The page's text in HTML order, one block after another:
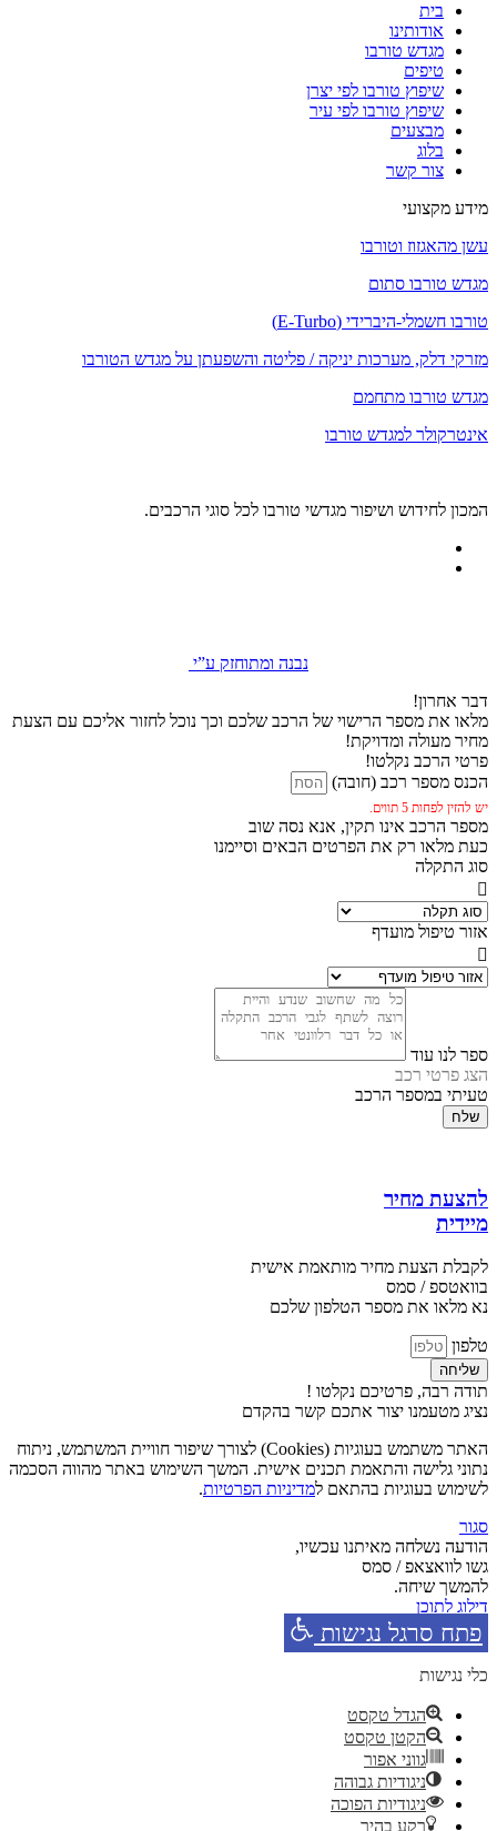
בית
אודותינו
מגדש טורבו
טיפים
שיפוץ טורבו לפי יצרן
שיפוץ טורבו לפי עיר
מבצעים
בלוג
צור קשר
מידע מקצועי
עשן מהאגזוז וטורבו
מגדש טורבו סתום
טורבו חשמלי-היברידי (E-Turbo)
מזרקי דלק, מערכות יניקה / פליטה והשפעתן על מגדש הטורבו
מגדש טורבו מתחמם
אינטרקולר למגדש טורבו
המכון לחידוש ושיפור מגדשי טורבו לכל סוגי הרכבים.
נבנה ומתוחזק ע”י
דבר אחרון!
מלאו את מספר הרישוי של הרכב שלכם וכך נוכל לחזור אליכם עם הצעת
מחיר מעולה ומדויקת!
פרטי הרכב נקלטו!
הכנס מספר רכב (חובה)
יש להזין לפחות 5 תווים.
מספר הרכב אינו תקין, אנא נסה שוב
כעת מלאו רק את הפרטים הבאים וסיימנו
סוג התקלה
אזור טיפול מועדף
ספר לנו עוד
הצג פרטי רכב
טעיתי במספר הרכב
שלח
להצעת מחיר
מיידית
לקבלת הצעת מחיר מותאמת אישית
בוואטספ / סמס
נא מלאו את מספר הטלפון שלכם
טלפון
שליחה
תודה רבה, פרטיכם נקלטו !
נציג מטעמנו יצור אתכם קשר בהקדם
האתר משתמש בעוגיות (Cookies) לצורך שיפור חוויית המשתמש, ניתוח
נתוני גלישה והתאמת תכנים אישית. המשך השימוש באתר מהווה הסכמה
לשימוש בעוגיות בהתאם למדיניות הפרטיות.
סגור
הודעה נשלחה מאיתנו עכשיו,
גשו לוואצאפ / סמס
להמשך שיחה.
דילוג לתוכן
פתח סרגל נגישות
כלי נגישות
הגדל טקסט
הקטן טקסט
גווני אפור
ניגודיות גבוהה
ניגודיות הפוכה
רקע בהיר